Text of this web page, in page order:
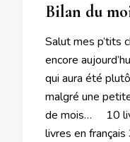
Bilan du
Salut mes p’tits
encore
qui aura été
malgré une
de mois… 10
livres en